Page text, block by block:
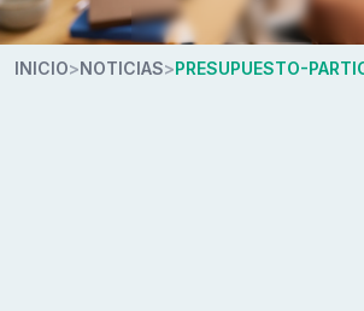
INICIO>NOTICIAS>PRESUPUESTO-